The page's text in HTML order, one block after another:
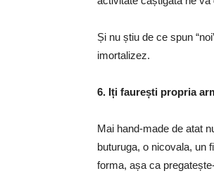
Și nu știu de ce spun
imortalizez.
6. Iți faurești propria
Mai hand-made de atat
buturuga, o nicovala, un
forma, așa ca